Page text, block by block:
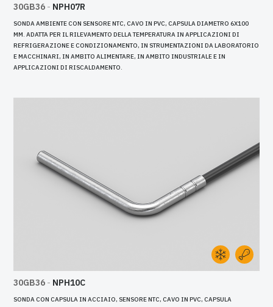
30GB36 - NPH07R
SONDA AMBIENTE CON SENSORE NTC, CAVO IN PVC, CAPSULA DIAMETRO 6X100
MM. ADATTA PER IL RILEVAMENTO DELLA TEMPERATURA IN APPLICAZIONI DI
REFRIGERAZIONE E CONDIZIONAMENTO, IN STRUMENTAZIONI DA LABORATORIO
E MACCHINARI, IN AMBITO ALIMENTARE, IN AMBITO INDUSTRIALE E IN
APPLICAZIONI DI RISCALDAMENTO.
30GB36 - NPH10C
SONDA CON CAPSULA IN ACCIAIO, SENSORE NTC, CAVO IN PVC, CAPSULA